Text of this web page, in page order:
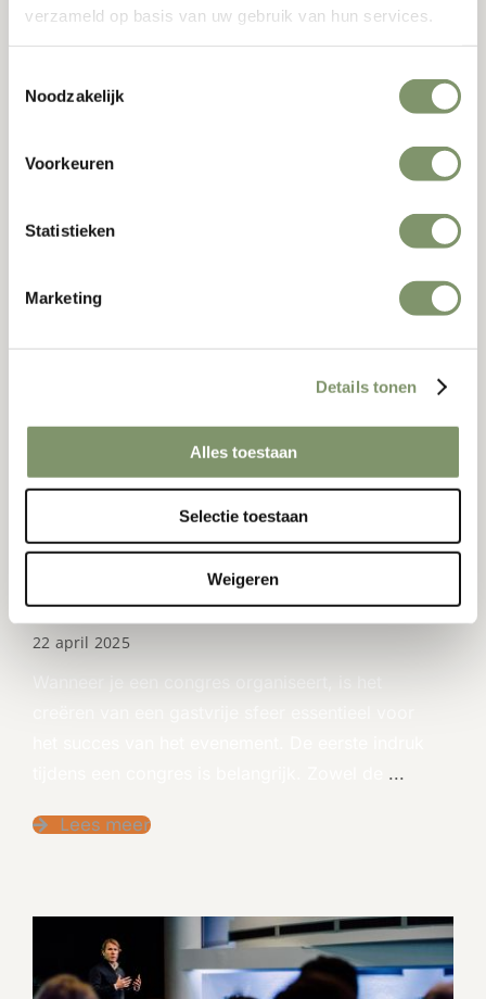
verzameld op basis van uw gebruik van hun services.
Noodzakelijk
Voorkeuren
Statistieken
Marketing
Details tonen
Alles toestaan
Selectie toestaan
Weigeren
sprekers boeken en een congreslocatie regelen.
Het draait om beleving, verbinding en inhoud.
zowel...
Lees meer
gastvrijheid en communicatie
22 april 2025
...
Lees meer